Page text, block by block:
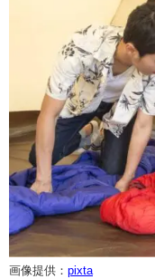
画像提供： pixta